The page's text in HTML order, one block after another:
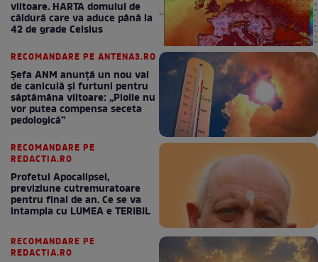
viitoare. HARTA domului de
căldură care va aduce până la
42 de grade Celsius
RECOMANDARE PE ANTENA3.RO
Șefa ANM anunță un nou val
de caniculă și furtuni pentru
săptămâna viitoare: „Ploile nu
vor putea compensa seceta
pedologică”
RECOMANDARE PE
REDACTIA.RO
Profetul Apocalipsei,
previziune cutremuratoare
pentru final de an. Ce se va
intampla cu LUMEA e TERIBIL
RECOMANDARE PE
REDACTIA.RO